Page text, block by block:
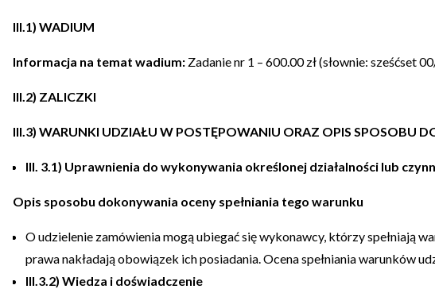
III.1) WADIUM
Informacja na temat wadium: Zadanie nr 1 – 600.00 zł (słownie: sześćset
III.2) ZALICZKI
III.3) WARUNKI UDZIAŁU W POSTĘPOWANIU ORAZ OPIS SPOSOBU
III. 3.1) Uprawnienia do wykonywania określonej działalności lub
Opis sposobu dokonywania oceny spełniania tego warunku
O udzielenie zamówienia mogą ubiegać się wykonawcy, którzy spełniają
prawa nakładają obowiązek ich posiadania. Ocena spełniania warunków
III.3.2) Wiedza i doświadczenie